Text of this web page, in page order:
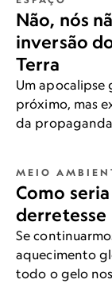
Não, nós
inversão
Terra
Um
próximo, mas
da
MEIO
Como
derretesse
Se
aquecimento
todo o gelo